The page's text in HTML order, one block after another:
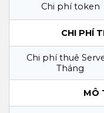
Chi phí token
CHI PHÍ
Chi phí thuê
Tháng
MÔ